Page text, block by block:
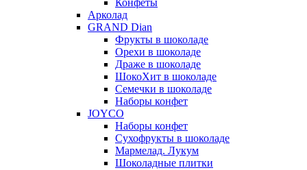
Конфеты
Арколад
GRAND Dian
Фрукты в шоколаде
Орехи в шоколаде
Драже в шоколаде
ШокоХит в шоколаде
Семечки в шоколаде
Наборы конфет
JOYCO
Наборы конфет
Сухофрукты в шоколаде
Мармелад. Лукум
Шоколадные плитки